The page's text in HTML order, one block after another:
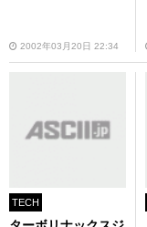
2002年03月20日 22:34
TECH